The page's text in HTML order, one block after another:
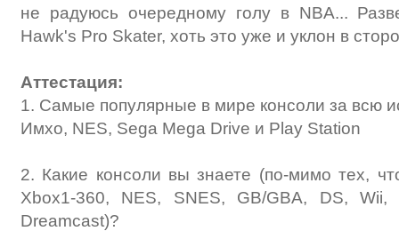
не радуюсь очередному голу в NBA...
Hawk's Pro Skater, хоть это уже и уклон в
Аттестация:
1. Самые популярные в мире консоли за всю
Имхо, NES, Sega Mega Drive и Play Station
2. Какие консоли вы знаете (по-мимо тех,
Xbox1-360, NES, SNES, GB/GBA, DS,
Dreamcast)?